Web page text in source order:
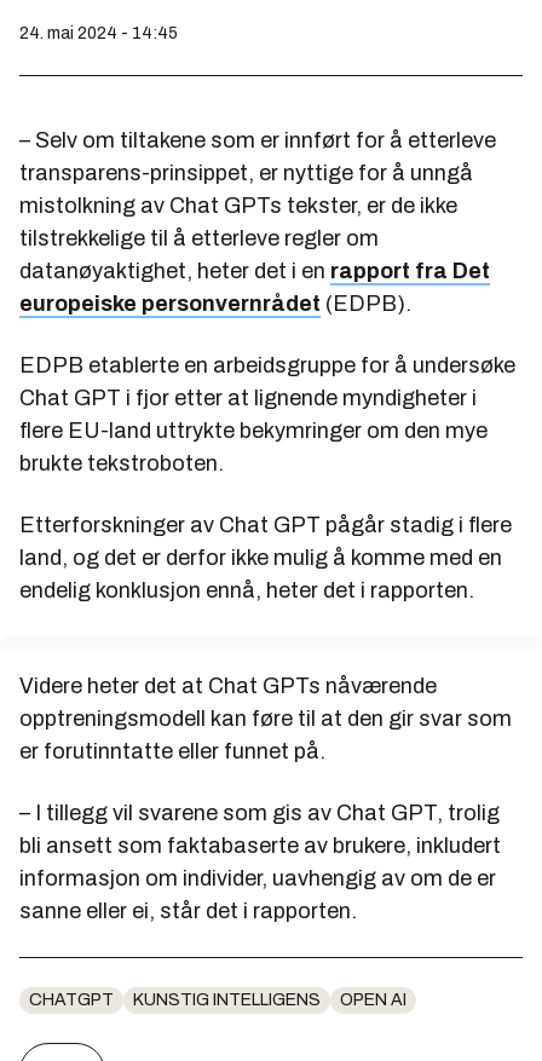
24. mai 2024 - 14:45
– Selv om tiltakene som er innført for å etterleve
transparens-prinsippet, er nyttige for å unngå
mistolkning av Chat GPTs tekster, er de ikke
tilstrekkelige til å etterleve regler om
datanøyaktighet, heter det i en rapport fra Det
europeiske personvernrådet (EDPB).
EDPB etablerte en arbeidsgruppe for å undersøke
Chat GPT i fjor etter at lignende myndigheter i
flere EU-land uttrykte bekymringer om den mye
brukte tekstroboten.
Etterforskninger av Chat GPT pågår stadig i flere
land, og det er derfor ikke mulig å komme med en
endelig konklusjon ennå, heter det i rapporten.
Videre heter det at Chat GPTs nåværende
opptreningsmodell kan føre til at den gir svar som
er forutinntatte eller funnet på.
– I tillegg vil svarene som gis av Chat GPT, trolig
bli ansett som faktabaserte av brukere, inkludert
informasjon om individer, uavhengig av om de er
sanne eller ei, står det i rapporten.
CHATGPT KUNSTIG INTELLIGENS OPEN AI